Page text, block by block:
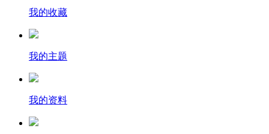
我的收藏
我的主题
我的资料